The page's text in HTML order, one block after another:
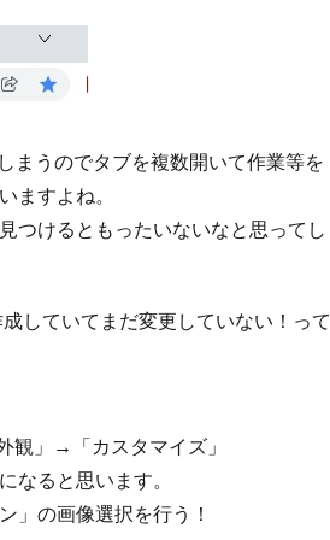
まうのでタブを複数開いて作業等を
ますよね。
つけるともったいないなと思ってし
していてまだ変更していない！って
」→「カスタマイズ」
なると思います。
」の画像選択を行う！